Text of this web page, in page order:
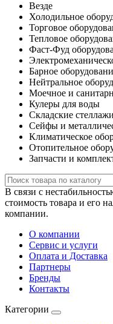
Везде
Холодильное
Торговое
Тепловое
Фаст-Фуд
Барное
Нейтральное
Моечное и
Кулеры для воды
Складские стеллажи
Сейфы и
Климатическое
Отопительное
Запчасти и
В связи с
стоимость товара и его
компании.
О компании
Сервис и услуги
Оплата и Доставка
Партнеры
Бренды
Контакты
Категории